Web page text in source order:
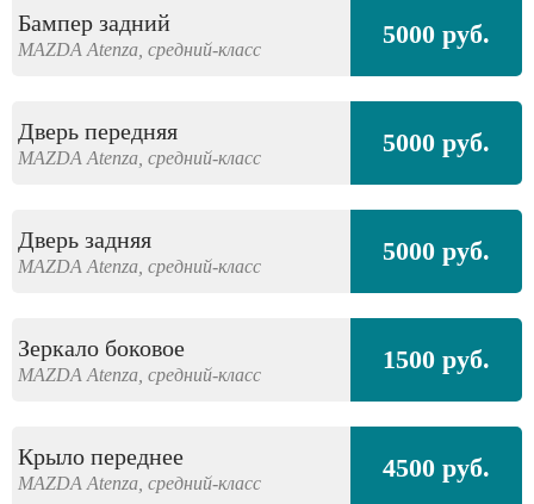
Бампер задний
MAZDA Atenza, средний-класс 5000 руб.
Дверь передняя
MAZDA Atenza, средний-класс 5000 руб.
Дверь задняя
MAZDA Atenza, средний-класс 5000 руб.
Зеркало боковое
MAZDA Atenza, средний-класс 1500 руб.
Крыло переднее
MAZDA Atenza, средний-класс 4500 руб.